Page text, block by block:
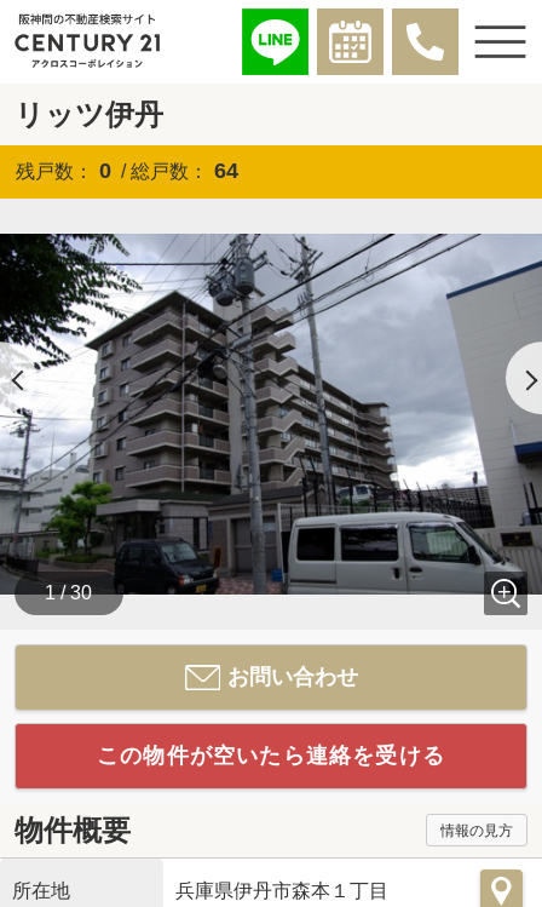
リッツ伊丹
残戸数： 0 / 総戸数： 64
1 / 30
お問い合わせ
この物件が空いたら連絡を受ける
物件概要 情報の見方
所在地 兵庫県伊丹市森本１丁目